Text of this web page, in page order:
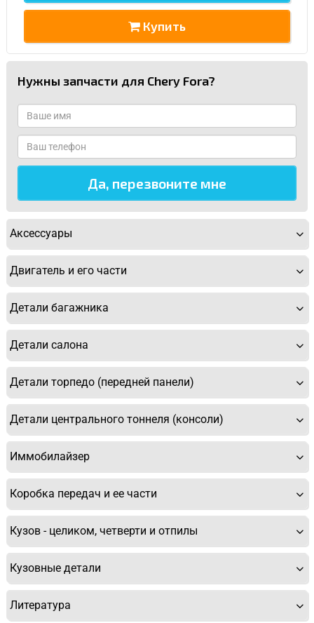
Купить
Нужны запчасти для Chery Fora?
Аксессуары
Двигатель и его части
Детали багажника
Детали салона
Детали торпедо (передней панели)
Детали центрального тоннеля (консоли)
Иммобилайзер
Коробка передач и ее части
Кузов - целиком, четверти и отпилы
Кузовные детали
Литература